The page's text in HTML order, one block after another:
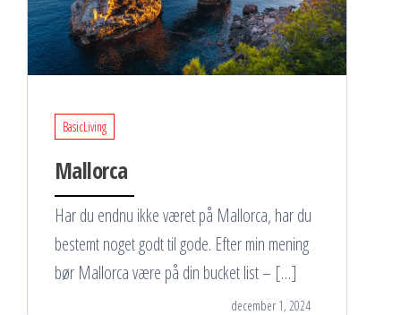
BasicLiving
Mallorca
Har du endnu ikke været på Mallorca, har du
bestemt noget godt til gode. Efter min mening
bør Mallorca være på din bucket list – […]
december 1, 2024